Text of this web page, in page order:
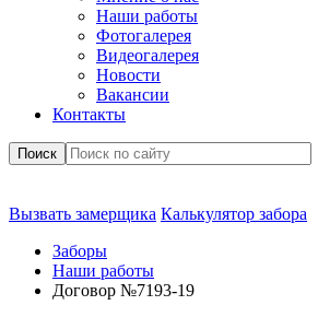
Наши работы
Фотогалерея
Видеогалерея
Новости
Вакансии
Контакты
Поиск
Вызвать замерщика Калькулятор забора
Заборы
Наши работы
Договор №7193-19